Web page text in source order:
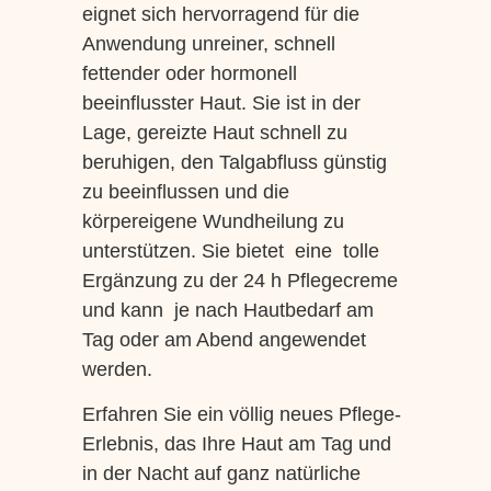
eignet sich hervorragend für die
Anwendung unreiner, schnell
fettender oder hormonell
beeinflusster Haut. Sie ist in der
Lage, gereizte Haut schnell zu
beruhigen, den Talgabfluss günstig
zu beeinflussen und die
körpereigene Wundheilung zu
unterstützen. Sie bietet eine tolle
Ergänzung zu der 24 h Pflegecreme
und kann je nach Hautbedarf am
Tag oder am Abend angewendet
werden.
Erfahren Sie ein völlig neues Pflege-
Erlebnis, das Ihre Haut am Tag und
in der Nacht auf ganz natürliche